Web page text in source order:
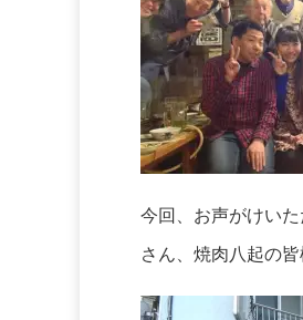
今回、お声がけい
さん、焼肉八起の